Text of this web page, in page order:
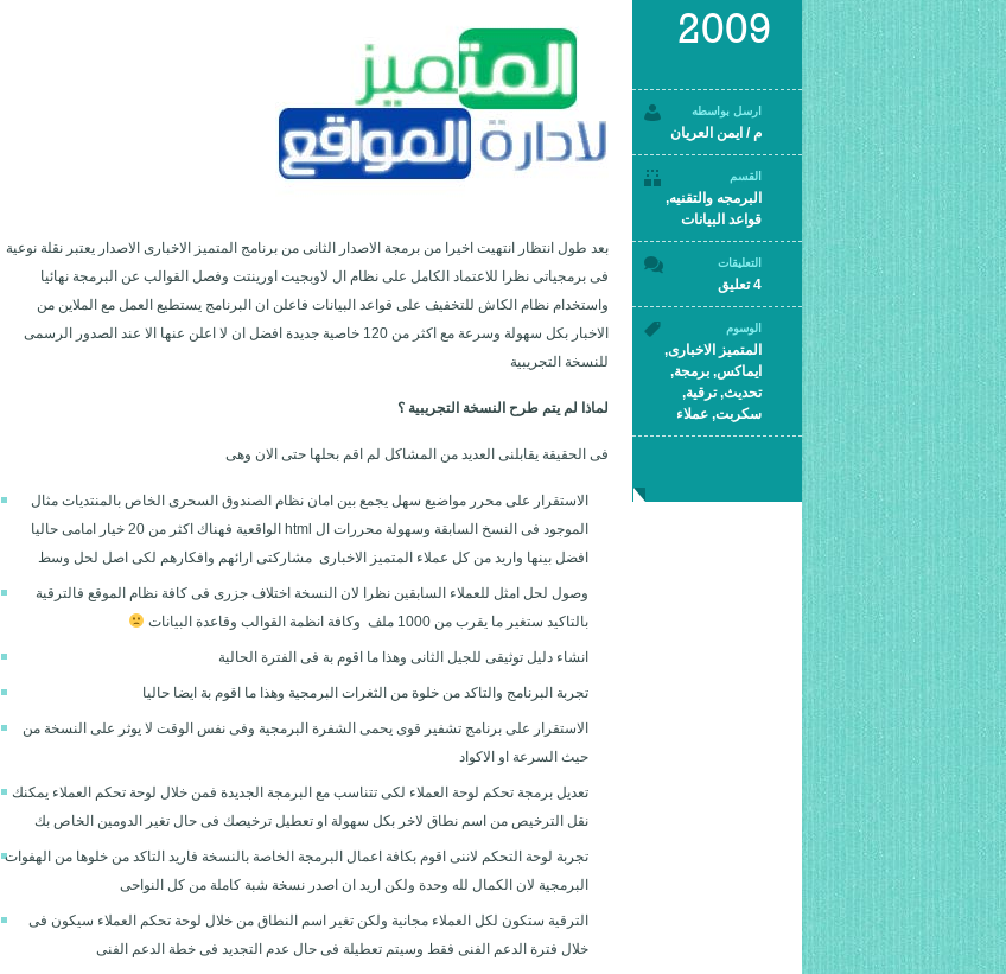
2009
ارسل بواسطه
م / ايمن العريان
القسم
البرمجه والتقنيه,
قواعد البيانات
التعليقات
4 تعليق
الوسوم
المتميز الاخبارى,
ايماكس, برمجة,
تحديث,ترقية,
سكربت, عملاء
بعد طول انتظار انتهيت اخيرا من برمجة الاصدار الثانى من برنامج المتميز الاخبارى الاصدار يعتبر نقلة نوعية
فى برمجياتى نظرا للاعتماد الكامل على نظام ال لاوبجيت اورينتت وفصل القوالب عن البرمجة نهائيا
واستخدام نظام الكاش للتخفيف على قواعد البيانات فاعلن ان البرنامج يستطيع العمل مع الملاين من
الاخبار بكل سهولة وسرعة مع اكثر من 120 خاصية جديدة افضل ان لا اعلن عنها الا عند الصدور الرسمى
للنسخة التجريبية
لماذا لم يتم طرح النسخة التجريبية ؟
فى الحقيقة يقابلنى العديد من المشاكل لم اقم بحلها حتى الان وهى
الاستقرار على محرر مواضيع سهل يجمع بين امان نظام الصندوق السحرى الخاص بالمنتديات مثال
الموجود فى النسخ السابقة وسهولة محررات ال html الواقعية فهناك اكثر من 20 خيار امامى حاليا
افضل بينها واريد من كل عملاء المتميز الاخبارى مشاركتى ارائهم وافكارهم لكى اصل لحل وسط
وصول لحل امثل للعملاء السابقين نظرا لان النسخة اختلاف جزرى فى كافة نظام الموقع فالترقية
بالتاكيد ستغير ما يقرب من 1000 ملف وكافة انظمة القوالب وقاعدة البيانات
انشاء دليل توثيقى للجيل الثانى وهذا ما اقوم بة فى الفترة الحالية
تجربة البرنامج والتاكد من خلوة من الثغرات البرمجية وهذا ما اقوم بة ايضا حاليا
الاستقرار على برنامج تشفير قوى يحمى الشفرة البرمجية وفى نفس الوقت لا يوثر على النسخة من
حيث السرعة او الاكواد
تعديل برمجة تحكم لوحة العملاء لكى تتناسب مع البرمجة الجديدة فمن خلال لوحة تحكم العملاء يمكنك
نقل الترخيص من اسم نطاق لاخر بكل سهولة او تعطيل ترخيصك فى حال تغير الدومين الخاص بك
تجربة لوحة التحكم لاننى اقوم بكافة اعمال البرمجة الخاصة بالنسخة فاريد التاكد من خلوها من الهفوات
البرمجية لان الكمال لله وحدة ولكن اريد ان اصدر نسخة شبة كاملة من كل النواحى
الترقية ستكون لكل العملاء مجانية ولكن تغير اسم النطاق من خلال لوحة تحكم العملاء سيكون فى
خلال فترة الدعم الفنى فقط وسيتم تعطيلة فى حال عدم التجديد فى خطة الدعم الفنى